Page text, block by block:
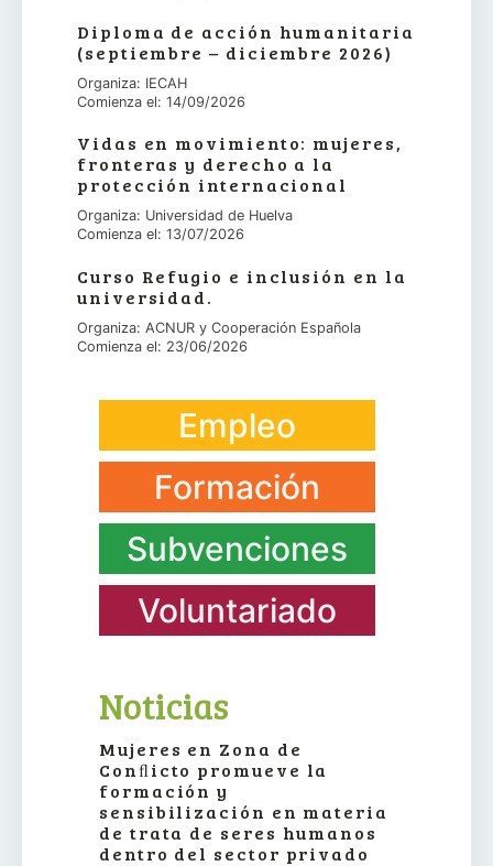
Diploma de acción humanitaria
(septiembre – diciembre 2026)
Organiza: IECAH
Comienza el: 14/09/2026
Vidas en movimiento: mujeres,
fronteras y derecho a la
protección internacional
Organiza: Universidad de Huelva
Comienza el: 13/07/2026
Curso Refugio e inclusión en la
universidad.
Organiza: ACNUR y Cooperación Española
Comienza el: 23/06/2026
Empleo
Formación
Subvenciones
Voluntariado
Noticias
Mujeres en Zona de
Conﬂicto promueve la
formación y
sensibilización en materia
de trata de seres humanos
dentro del sector privado